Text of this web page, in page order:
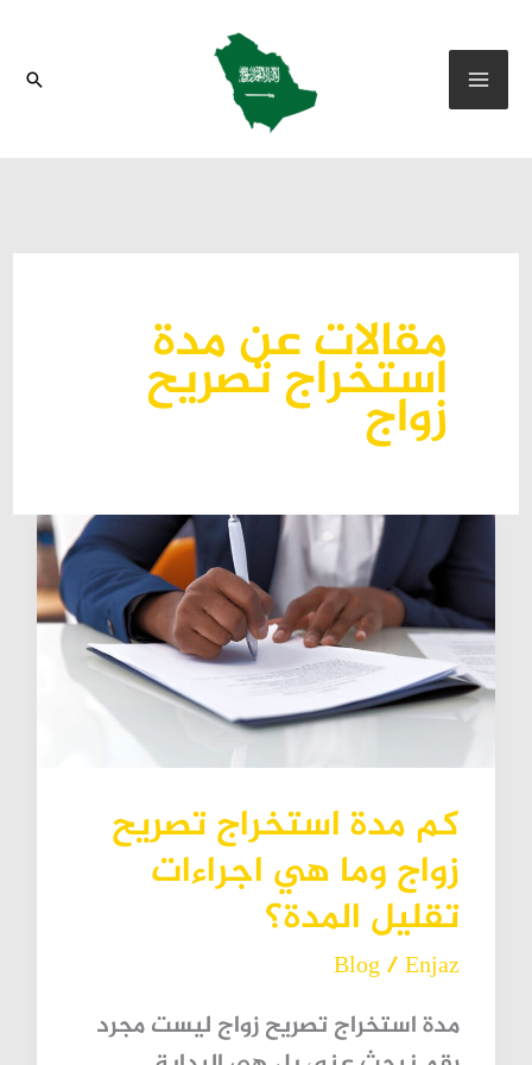
إلى
المحتوى
البحث
مقالات عن مدة
استخراج تصريح
زواج
كم مدة استخراج تصريح
زواج وما هي اجراءات
تقليل المدة؟
Blog/Enjaz
مدة استخراج تصريح زواج ليست مجرد
كم
مدة
استخراج
تصريح
زواج
وما
هي
تقليل
المدة؟